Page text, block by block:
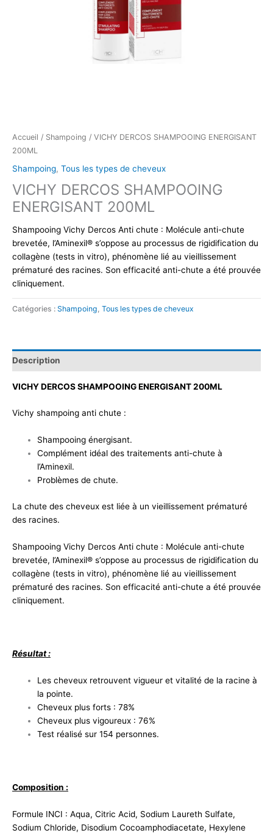
Accueil / Shampoing / VICHY DERCOS SHAMPOOING ENERGISANT
200ML
Shampoing, Tous les types de cheveux
VICHY DERCOS SHAMPOOING
ENERGISANT 200ML
Shampooing Vichy Dercos Anti chute : Molécule anti-chute
brevetée, l’Aminexil® s’oppose au processus de rigidification du
collagène (tests in vitro), phénomène lié au vieillissement
prématuré des racines. Son efficacité anti-chute a été prouvée
cliniquement.
Catégories : Shampoing, Tous les types de cheveux
Description
VICHY DERCOS SHAMPOOING ENERGISANT 200ML
Vichy shampoing anti chute :
Shampooing énergisant.
Complément idéal des traitements anti-chute à
l’Aminexil.
Problèmes de chute.
La chute des cheveux est liée à un vieillissement prématuré
des racines.
Shampooing Vichy Dercos Anti chute : Molécule anti-chute
brevetée, l’Aminexil® s’oppose au processus de rigidification du
collagène (tests in vitro), phénomène lié au vieillissement
prématuré des racines. Son efficacité anti-chute a été prouvée
cliniquement.
Résultat :
Les cheveux retrouvent vigueur et vitalité de la racine à
la pointe.
Cheveux plus forts : 78%
Cheveux plus vigoureux : 76%
Test réalisé sur 154 personnes.
Composition :
Formule INCI : Aqua, Citric Acid, Sodium Laureth Sulfate,
Sodium Chloride, Disodium Cocoamphodiacetate, Hexylene